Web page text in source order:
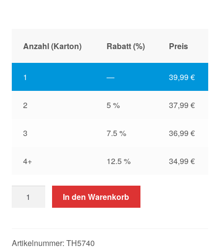
Anzahl (Karton) Rabatt (%) Preis
1 — 39,99€
2 5 % 37,99 €
3 7.5 % 36,99 €
4+ 12.5 % 34,99 €
Thermorollen
In den Warenkorb
Artikelnummer: TH5740